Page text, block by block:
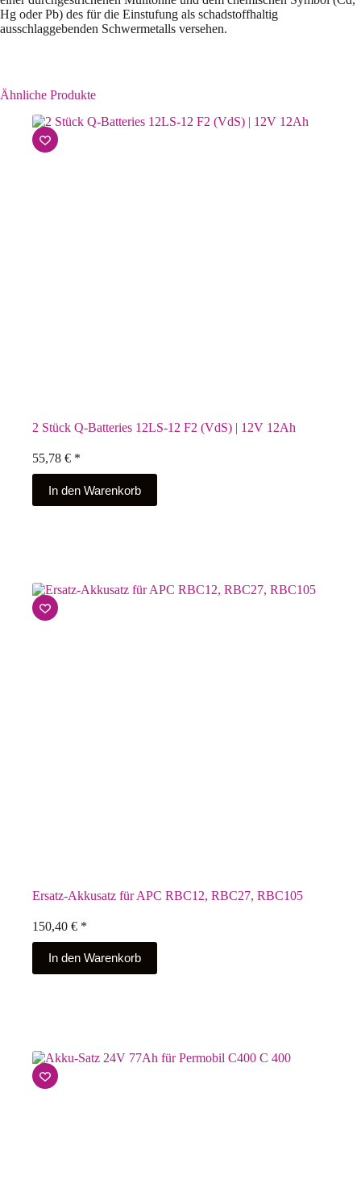
Hg oder Pb) des für die Einstufung als schadstoffhaltig
ausschlaggebenden Schwermetalls versehen.
Ähnliche Produkte
2 Stück Q-Batteries 12LS-12 F2 (VdS) | 12V 12Ah
55,78 € *
In den Warenkorb
Ersatz-Akkusatz für APC RBC12, RBC27, RBC105
150,40 € *
In den Warenkorb